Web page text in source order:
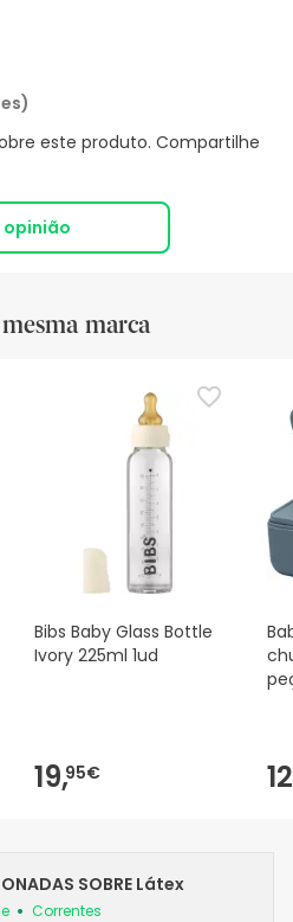
este produto. Compartilhe
opinião
marca
Bibs Baby Glass Bottle
Ivory 225ml 1ud
19,95€
SOBRE Látex
Correntes